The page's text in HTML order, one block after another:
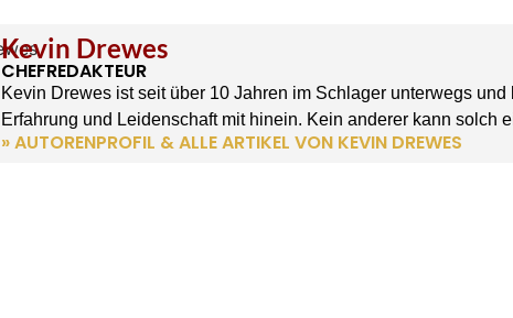
Kevin Drewes
CHEFREDAKTEUR
Kevin Drewes ist seit über 10 Jahren im Schlager unterwegs
Erfahrung und Leidenschaft mit hinein. Kein anderer kann solch
» AUTORENPROFIL & ALLE ARTIKEL VON KEVIN DREWES